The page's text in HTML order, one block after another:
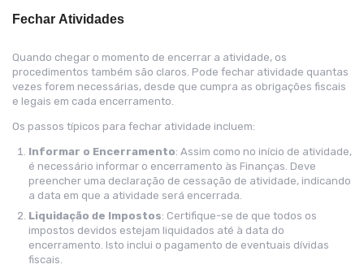
Fechar Atividades
Quando chegar o momento de encerrar a atividade, os
procedimentos também são claros. Pode fechar atividade quantas
vezes forem necessárias, desde que cumpra as obrigações fiscais
e legais em cada encerramento.
Os passos típicos para fechar atividade incluem:
Informar o Encerramento: Assim como no início de atividade,
é necessário informar o encerramento às Finanças. Deve
preencher uma declaração de cessação de atividade, indicando
a data em que a atividade será encerrada.
Liquidação de Impostos: Certifique-se de que todos os
impostos devidos estejam liquidados até à data do
encerramento. Isto inclui o pagamento de eventuais dívidas
fiscais.